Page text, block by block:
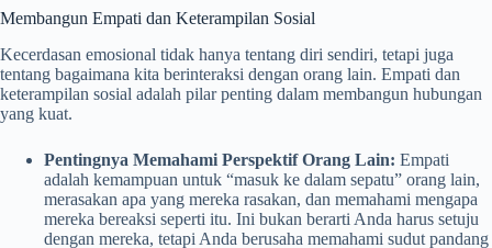
Membangun Empati dan Keterampilan Sosial
Kecerdasan emosional tidak hanya tentang diri sendiri, tetapi juga
tentang bagaimana kita berinteraksi dengan orang lain. Empati dan
keterampilan sosial adalah pilar penting dalam membangun hubungan
yang kuat.
Pentingnya Memahami Perspektif Orang Lain: Empati
adalah kemampuan untuk “masuk ke dalam sepatu” orang lain,
merasakan apa yang mereka rasakan, dan memahami mengapa
mereka bereaksi seperti itu. Ini bukan berarti Anda harus setuju
dengan mereka, tetapi Anda berusaha memahami sudut pandang